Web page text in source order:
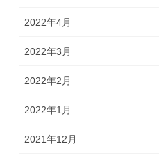
2022年4月
2022年3月
2022年2月
2022年1月
2021年12月